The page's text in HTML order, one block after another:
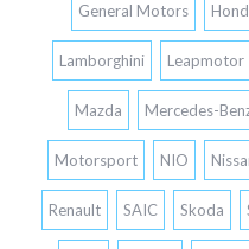
General Motors
Lamborghini Leapmotor
Mazda Mercedes-
Motorsport NIO
Renault SAIC Skoda